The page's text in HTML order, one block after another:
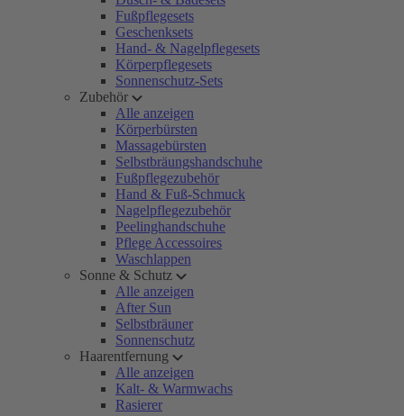
Fußpflegesets
Geschenksets
Hand- & Nagelpflegesets
Körperpflegesets
Sonnenschutz-Sets
Zubehör
Alle anzeigen
Körperbürsten
Massagebürsten
Selbstbräungshandschuhe
Fußpflegezubehör
Hand & Fuß-Schmuck
Nagelpflegezubehör
Peelinghandschuhe
Pflege Accessoires
Waschlappen
Sonne & Schutz
Alle anzeigen
After Sun
Selbstbräuner
Sonnenschutz
Haarentfernung
Alle anzeigen
Kalt- & Warmwachs
Rasierer